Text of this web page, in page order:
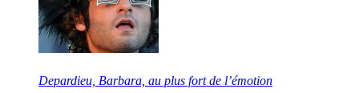
Depardieu, Barbara, au plus fort de l’émotion